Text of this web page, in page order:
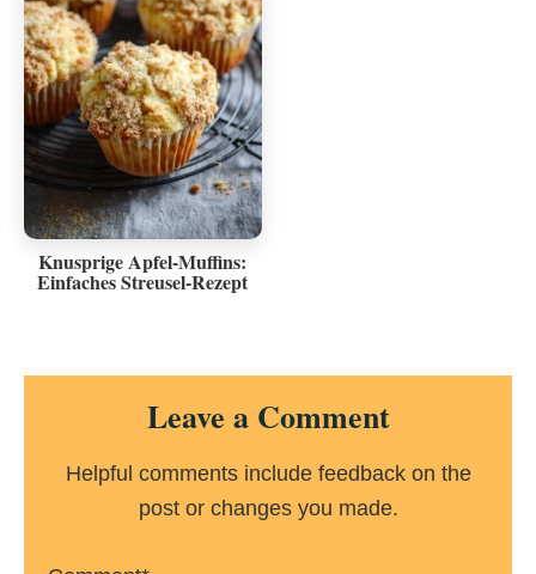
Knusprige Apfel-Muffins:
Einfaches Streusel-Rezept
Reader
InteractionsLeave a Comment
Helpful comments include feedback on the
post or changes you made.